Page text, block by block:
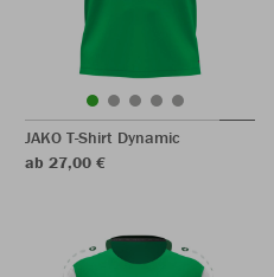
JAKO T-Shirt Dynamic
ab 27,00 €